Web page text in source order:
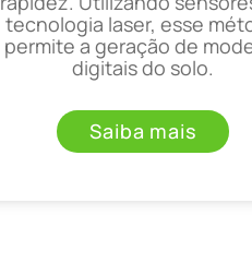
tecnologia laser, esse
permite a geração de
digitais do solo.
Saiba mais